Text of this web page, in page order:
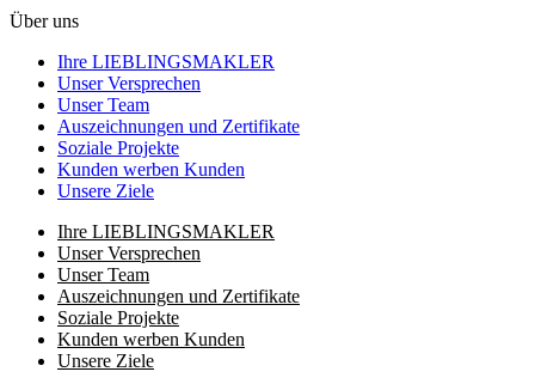
Über uns
Ihre LIEBLINGSMAKLER
Unser Versprechen
Unser Team
Auszeichnungen und Zertifikate
Soziale Projekte
Kunden werben Kunden
Unsere Ziele
Ihre LIEBLINGSMAKLER
Unser Versprechen
Unser Team
Auszeichnungen und Zertifikate
Soziale Projekte
Kunden werben Kunden
Unsere Ziele